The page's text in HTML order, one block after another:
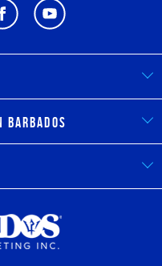
Barbados